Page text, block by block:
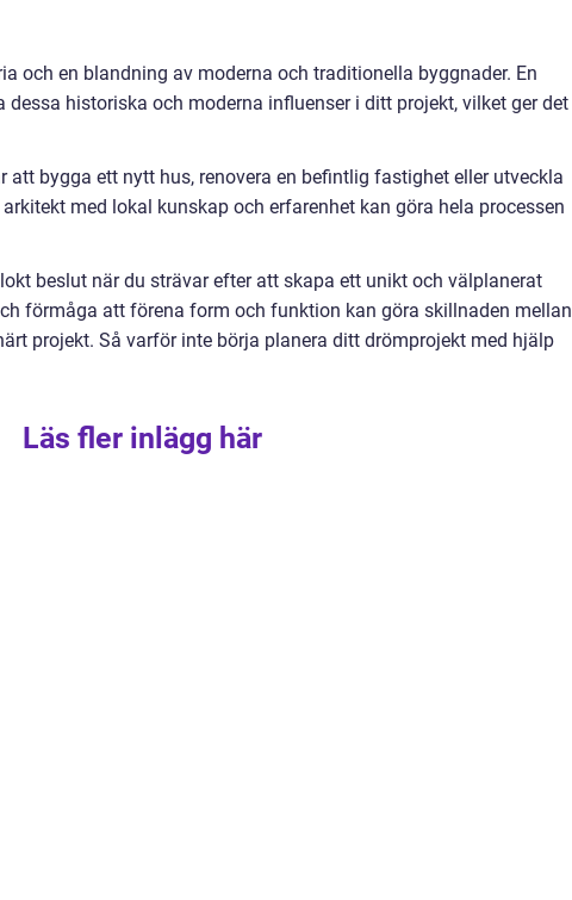
och en blandning av moderna och traditionella byggnader. En
historiska och moderna influenser i ditt projekt, vilket ger det
att bygga ett nytt hus, renovera en befintlig fastighet eller utveckla
med lokal kunskap och erfarenhet kan göra hela processen
beslut när du strävar efter att skapa ett unikt och välplanerat
förmåga att förena form och funktion kan göra skillnaden mellan
projekt. Så varför inte börja planera ditt drömprojekt med hjälp
Läs fler inlägg här